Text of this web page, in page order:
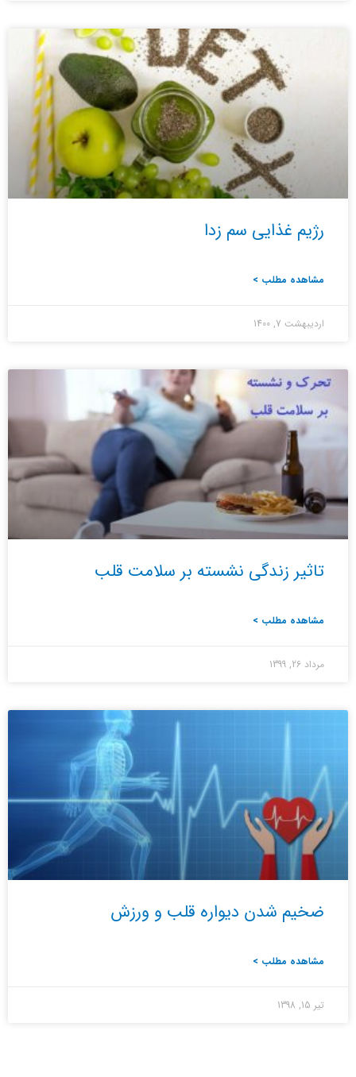
رژیم غذایی سم زدا
مشاهده مطلب >
اردیبهشت 7, 1400
تاثیر زندگی نشسته بر سلامت قلب
مشاهده مطلب >
مرداد 26, 1399
ضخیم شدن دیواره قلب و ورزش
مشاهده مطلب >
تیر 15, 1398